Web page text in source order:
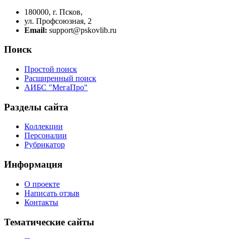
180000, г. Псков,
ул. Профсоюзная, 2
Email: support@pskovlib.ru
Поиск
Простой поиск
Расширенный поиск
АИБС "МегаПро"
Разделы сайта
Коллекции
Персоналии
Рубрикатор
Информация
О проекте
Написать отзыв
Контакты
Тематические сайты